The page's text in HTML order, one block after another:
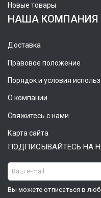
Новые товары
НАША КОМПАНИЯ
Доставка
Правовое положение
Порядок и условия
О компании
Свяжитесь с нами
Карта сайта
ПОДПИСЫВАЙТЕСЬ НА
Вы можете отписаться в